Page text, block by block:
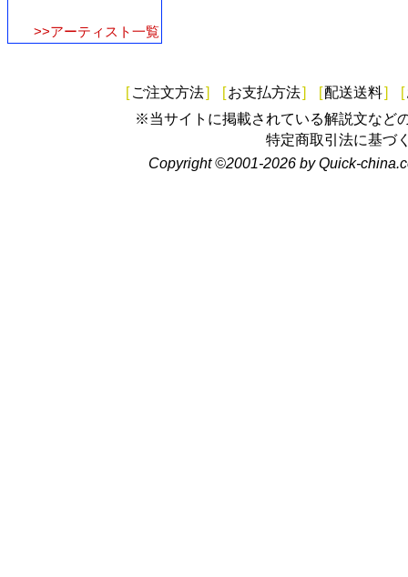
>>アーティスト一覧
[ ご注文方法] [お支払方法] [配送送料] [
※当サイトに掲載されている解説文など
特定商取引法に基づ
Copyright ©2001-2026 by Quick-